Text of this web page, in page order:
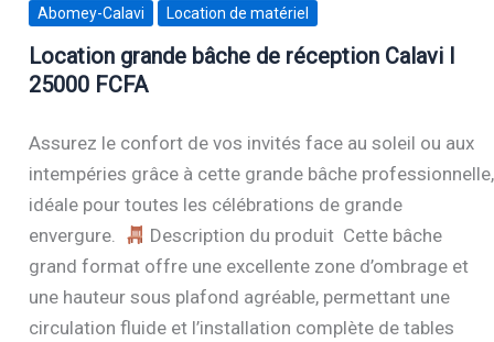
Abomey-Calavi Location de matériel
Location grande bâche de réception Calavi I
25000 FCFA
Assurez le confort de vos invités face au soleil ou aux
intempéries grâce à cette grande bâche professionnelle,
idéale pour toutes les célébrations de grande
envergure.
Description du produit Cette bâche
grand format offre une excellente zone d’ombrage et
une hauteur sous plafond agréable, permettant une
circulation fluide et l’installation complète de tables